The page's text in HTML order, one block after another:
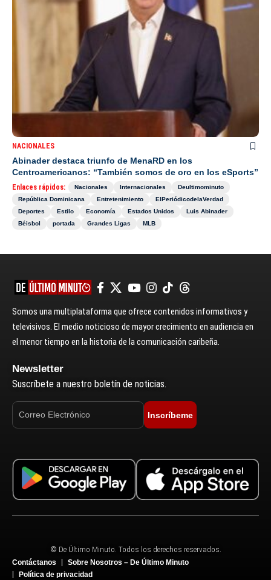
NACIONALES
Abinader destaca triunfo de MenaRD en los
Centroamericanos: “También somos de oro en los eSports”
Enlaces rápidos: Nacionales Internacionales
Deultimominuto
República Dominicana
Entretenimiento
ElPeriódicodelaVerdad
Deportes
Estilo Economía Estados Unidos
Luis Abinader
Béisbol
portada Grandes Ligas MLB
Somos una multiplataforma que ofrece contenidos informativos y
televisivos. El medio noticioso de mayor crecimiento en audiencia en
el menor tiempo en la historia de la comunicación caribeña.
Newsletter
Suscríbete a nuestro boletín de noticias.
Inscríbeme
© De Último Minuto. Todos los derechos reservados.
Contáctanos
Sobre Nosotros – De Último Minuto
Política de privacidad